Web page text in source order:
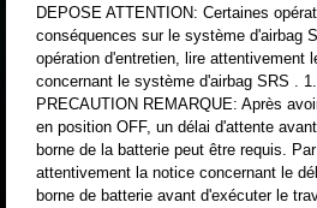
DEPOSE ATTENTION: Certaines
conséquences sur le système d'airbag
opération d'entretien, lire attentivement
concernant le système d'airbag SRS .
PRECAUTION REMARQUE: Après
en position OFF, un délai d'attente
borne de la batterie peut être requis.
attentivement la notice concernant le
borne de batterie avant d'exécuter le